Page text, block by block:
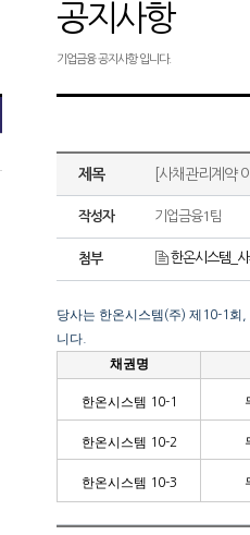
공지사항
기업금융 공지사항 입니다.
제목 [사채관리계약
작성자 기업금융1팀
첨부 한온시스템_
당사는 한온시스템(주) 제 10-1 회
니다
채권명
한온시스템 10-1
한온시스템 10-2
한온시스템 10-3